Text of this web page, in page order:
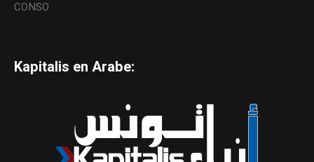
CONSO
Kapitalis en Arabe: